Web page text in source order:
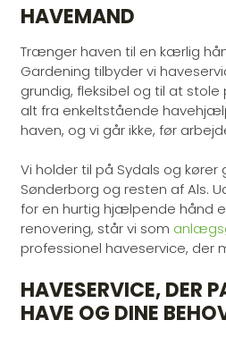
HAVEMAND
Trænger haven til en kærlig
Gardening tilbyder vi
grundig, fleksibel og til at
alt fra enkeltstående
haven, og vi går ikke, før
Vi holder til på Sydals og kører
Sønderborg og resten af Als.
for en hurtig hjælpende hånd
renovering, står vi som
professionel haveservice, der
HAVESERVICE, DER
HAVE OG DINE